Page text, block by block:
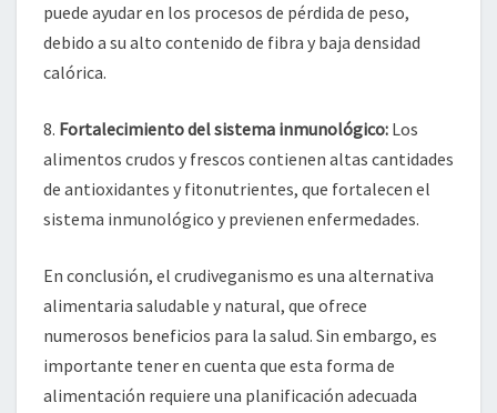
puede ayudar en los procesos de pérdida de peso,
debido a su alto contenido de fibra y baja densidad
calórica.
8. Fortalecimiento del sistema inmunológico: Los
alimentos crudos y frescos contienen altas cantidades
de antioxidantes y fitonutrientes, que fortalecen el
sistema inmunológico y previenen enfermedades.
En conclusión, el crudiveganismo es una alternativa
alimentaria saludable y natural, que ofrece
numerosos beneficios para la salud. Sin embargo, es
importante tener en cuenta que esta forma de
alimentación requiere una planificación adecuada